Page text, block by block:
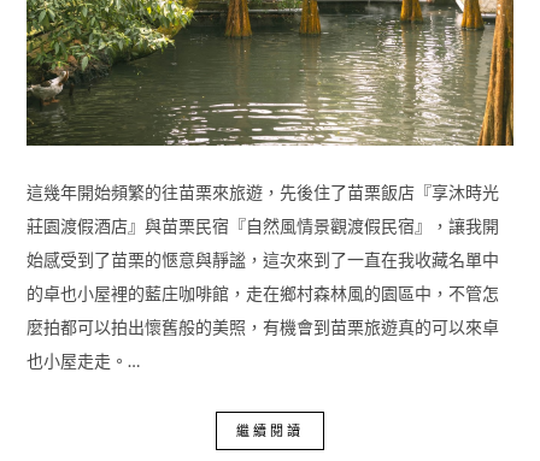
這幾年開始頻繁的往苗栗來旅遊，先後住了苗栗飯店『享沐時光
莊園渡假酒店』與苗栗民宿『自然風情景觀渡假民宿』，讓我開
始感受到了苗栗的愜意與靜謐，這次來到了一直在我收藏名單中
的卓也小屋裡的藍庄咖啡館，走在鄉村森林風的園區中，不管怎
麼拍都可以拍出懷舊般的美照，有機會到苗栗旅遊真的可以來卓
也小屋走走。…
繼續閱讀